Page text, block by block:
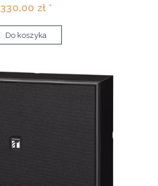
330,00 zł *
Do koszyka